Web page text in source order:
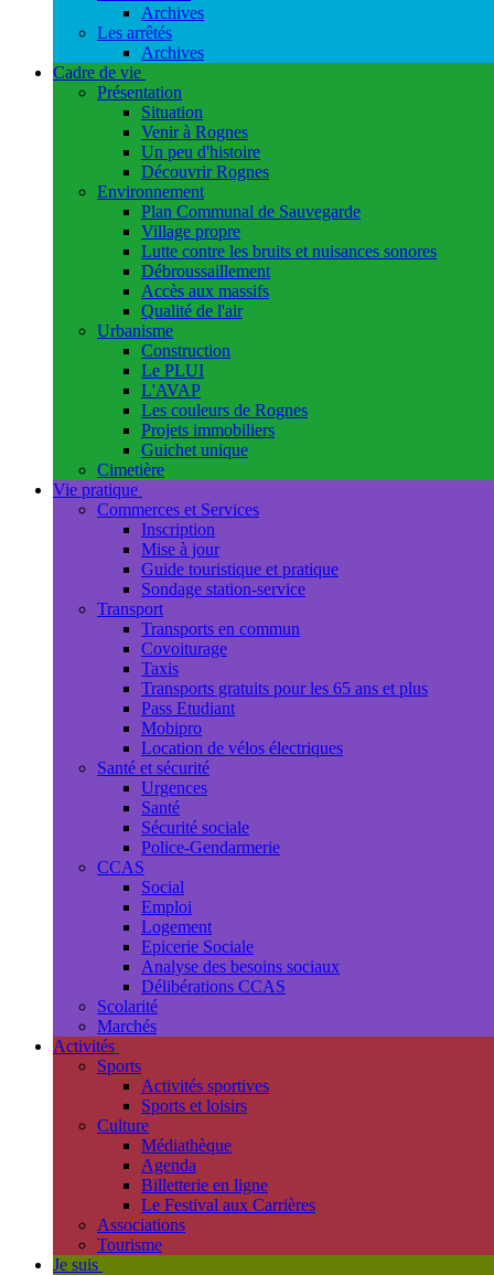
Archives
Les arrêtés
Archives
Cadre de vie
Présentation
Situation
Venir à Rognes
Un peu d'histoire
Découvrir Rognes
Environnement
Plan Communal de Sauvegarde
Village propre
Lutte contre les bruits et nuisances sonores
Débroussaillement
Accès aux massifs
Qualité de l'air
Urbanisme
Construction
Le PLUI
L'AVAP
Les couleurs de Rognes
Projets immobiliers
Guichet unique
Cimetière
Vie pratique
Commerces et Services
Inscription
Mise à jour
Guide touristique et pratique
Sondage station-service
Transport
Transports en commun
Covoiturage
Taxis
Transports gratuits pour les 65 ans et plus
Pass Etudiant
Mobipro
Location de vélos électriques
Santé et sécurité
Urgences
Santé
Sécurité sociale
Police-Gendarmerie
CCAS
Social
Emploi
Logement
Epicerie Sociale
Analyse des besoins sociaux
Délibérations CCAS
Scolarité
Marchés
Activités
Sports
Activités sportives
Sports et loisirs
Culture
Médiathèque
Agenda
Billetterie en ligne
Le Festival aux Carrières
Associations
Tourisme
Je suis